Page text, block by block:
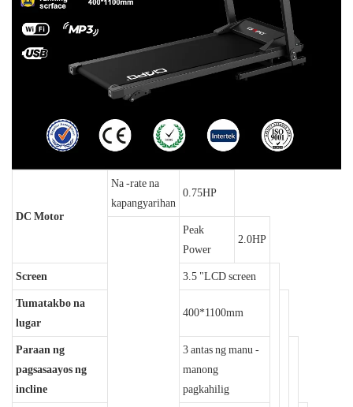
DC Motor
Na -rate na
kapangyarihan
0.75HP
Peak
Power
2.0HP
Screen 3.5 "LCD screen
Tumatakbo na
lugar
400*1100mm
Paraan ng
pagsasaayos ng
incline
3 antas ng manu -
manong
pagkahilig